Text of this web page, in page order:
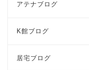
アテナブログ
K館ブログ
居宅ブログ